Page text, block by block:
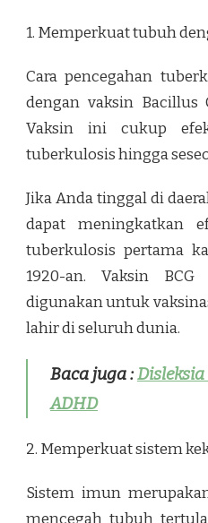
1. Memperkuat tubuh
Cara pencegahan
dengan vaksin Bacillus
Vaksin ini cukup
tuberkulosis hingga
Jika Anda tinggal di
dapat meningkatkan
tuberkulosis pertama
1920-an. Vaksin
digunakan untuk
lahir di seluruh dunia.
Baca juga :
ADHD
2. Memperkuat sistem
Sistem imun